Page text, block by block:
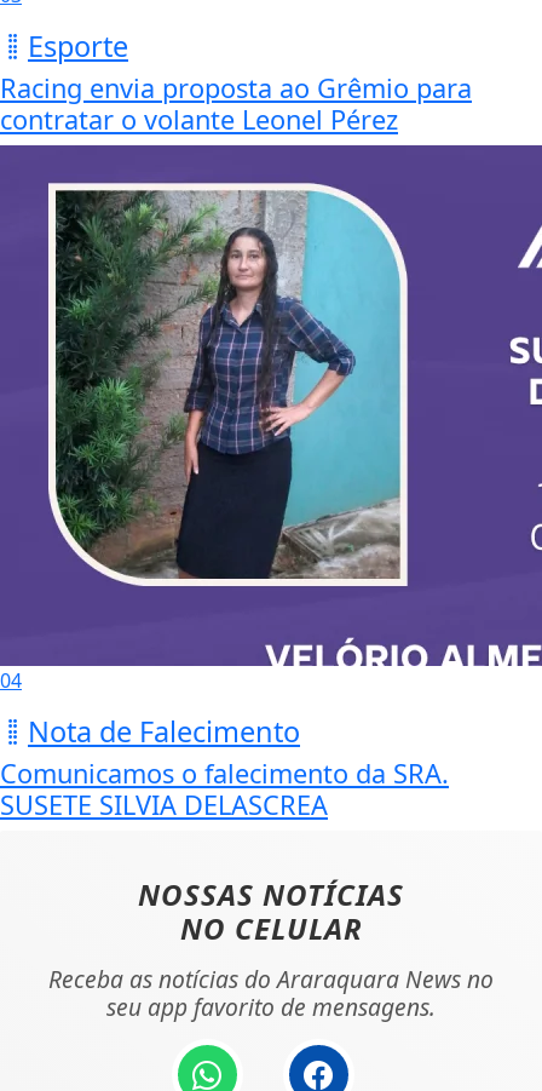
Esporte
Racing envia proposta ao Grêmio para
contratar o volante Leonel Pérez
04
Nota de Falecimento
Comunicamos o falecimento da SRA.
SUSETE SILVIA DELASCREA
NOSSAS NOTÍCIAS
NO CELULAR
Receba as notícias do Araraquara News no
seu app favorito de mensagens.